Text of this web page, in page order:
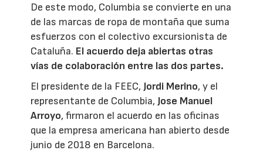
De este modo, Columbia se convierte en una
de las marcas de ropa de montaña que suma
esfuerzos con el colectivo excursionista de
Cataluña. El acuerdo deja abiertas otras
vías de colaboración entre las dos partes.
El presidente de la FEEC, Jordi Merino, y el
representante de Columbia, Jose Manuel
Arroyo, firmaron el acuerdo en las oficinas
que la empresa americana han abierto desde
junio de 2018 en Barcelona.